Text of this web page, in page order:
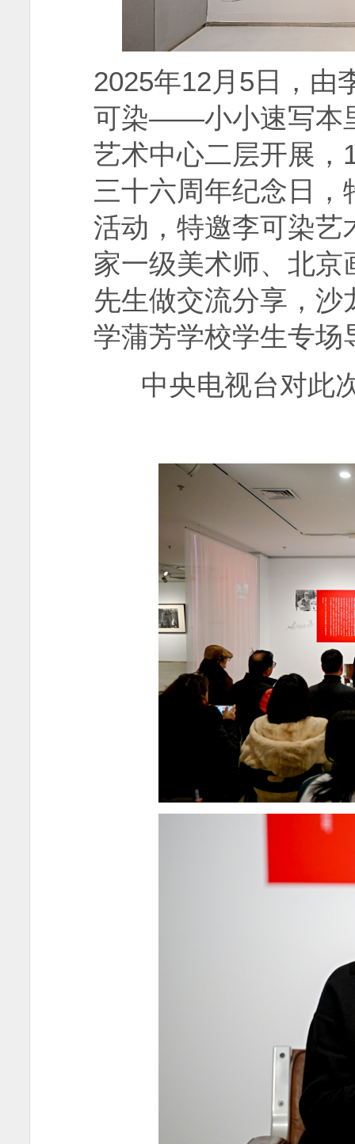
2025年12月5日，由
可染——小小速写本
艺术中心二层开展，
三十六周年纪念日
活动，特邀李可染艺
家一级美术师、北
先生做交流分享，
学蒲芳学校学生专
中央电视台对此次